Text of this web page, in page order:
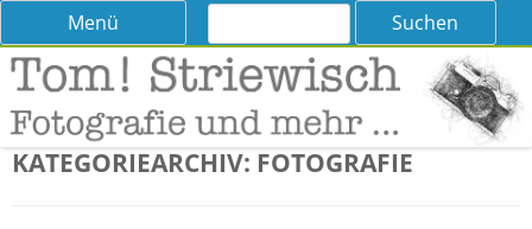
Tom! Striewisch – Fotografieren
lernen
Tipps und Tricks und Meinungen zur Fotografie
Menü
Skip
content
Suchen
KATEGORIEARCHIV: FOTOGRAFIE